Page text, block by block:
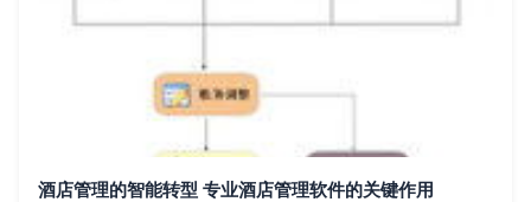
酒店管理的智能转型 专业酒店管理软件的关键作用